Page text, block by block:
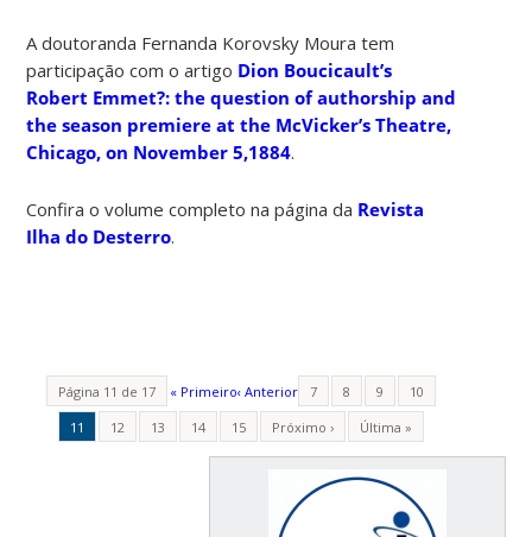
A doutoranda Fernanda Korovsky Moura tem
participação com o artigo Dion Boucicault’s
Robert Emmet?: the question of authorship and
the season premiere at the McVicker’s Theatre,
Chicago, on November 5,1884.
Confira o volume completo na página da Revista
Ilha do Desterro.
Página 11 de 17 « Primeiro‹ Anterior 7 8 9
10
11
12 13 14 15 Próximo › Última »